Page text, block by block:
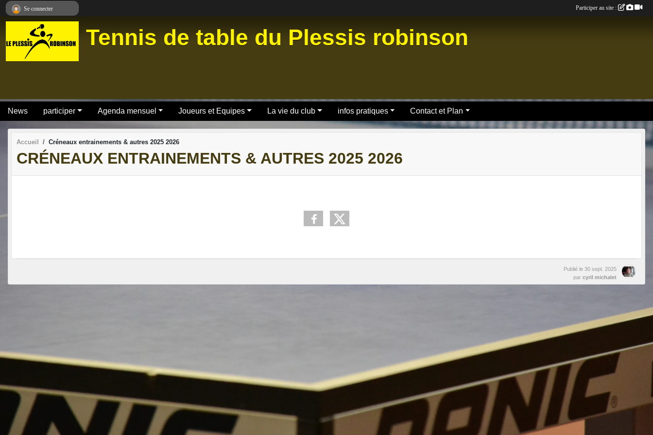
Tennis de table du Plessis robinson
News participer Agenda mensuel Joueurs et Equipes La vie du club infos pratiques Contact et Plan
Accueil Créneaux entrainements & autres 2025 2026
CRÉNEAUX ENTRAINEMENTS & AUTRES 2025 2026
Publié le 30 sept. 2025
par cyril michalet
Se connecter Participer au site :
Panneau de gestion des cookies